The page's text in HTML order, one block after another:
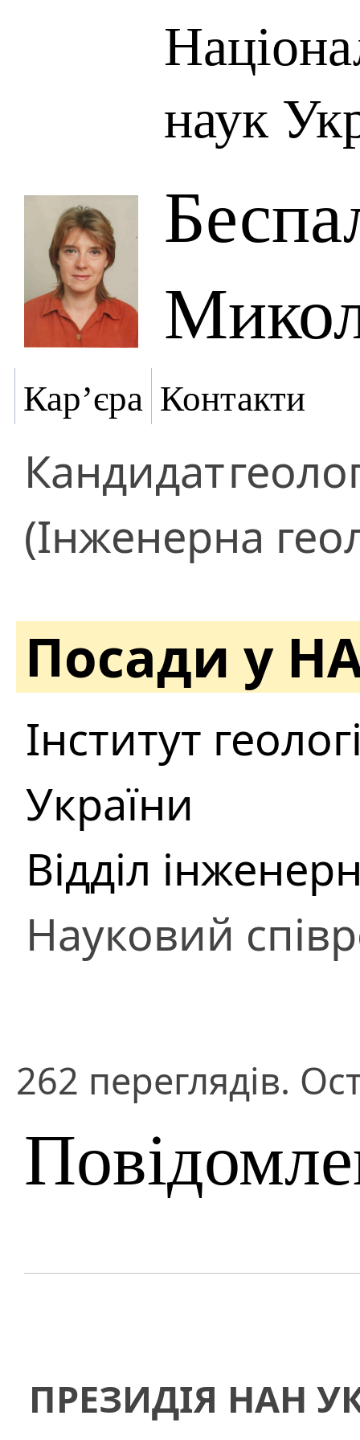
наук
Кар’єра Контакти
Кандидат
(Інженерна
Посади у
Інститут
України
Відділ
Науковий
262 переглядів.
ПРЕЗИДІЯ НАН